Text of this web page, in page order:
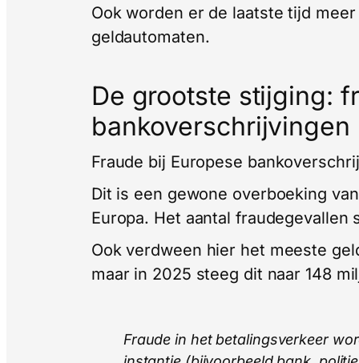
Ook worden er de laatste tijd
geldautomaten.
De grootste stijging:
bankoverschrijvingen
Fraude bij Europese
Dit is een gewone overboeking
Europa. Het aantal
Ook verdween hier het meeste
maar in 2025 steeg dit naar 148
Fraude in het betalingsverkeer